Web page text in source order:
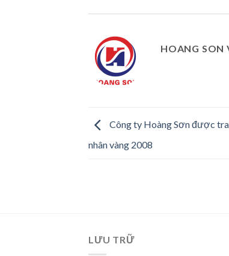
HOANG SON
Công ty Hoàng Sơn được
nhân vàng 2008
LƯU TRỮ